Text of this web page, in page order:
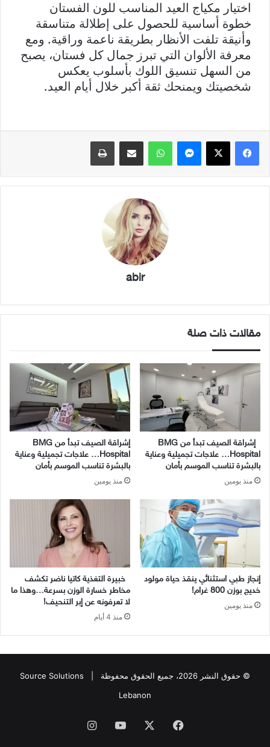
اختيار مكياج العيد المناسب للون الفستان
خطوة أساسية للحصول على إطلالة متناسقة
وأنيقة تلفت الأنظار بطريقة ناعمة وراقية. ومع
معرفة الألوان التي تبرز جمال كل فستان، يصبح
من السهل تنسيق اللوك بأسلوب يعكس
شخصيتك ويمنحك ثقة أكبر خلال أيام العيد.
فيسبوك X ماسنجر واتساب مشاركة عبر البريد طباعة
abir
مقالات ذات صلة
إشراقة الصيف تبدأ من BMG
Hospital… علاجات تجميلية وعناية
بالبشرة تناسب الموسم بأمان
منذ يومين
إشراقة الصيف تبدأ من BMG
Hospital… علاجات تجميلية وعناية
بالبشرة تناسب الموسم بأمان
منذ يومين
إنجاز طبي استثنائي ينقذ حياة مولود
خديج بوزن 800 غرام!
منذ يومين
خبيرة التغذية كاتيا ناضر تكشف
مخاطر خسارة الوزن بسرعة…وهذا ما
لا تعرفونه عن إبر التنحيف!
منذ 4 أيام
© حقوق النشر 2026، جميع الحقوق محفوظة |
Source Solutions
Lebanon
فيسبوك يوتيوبانستقرام